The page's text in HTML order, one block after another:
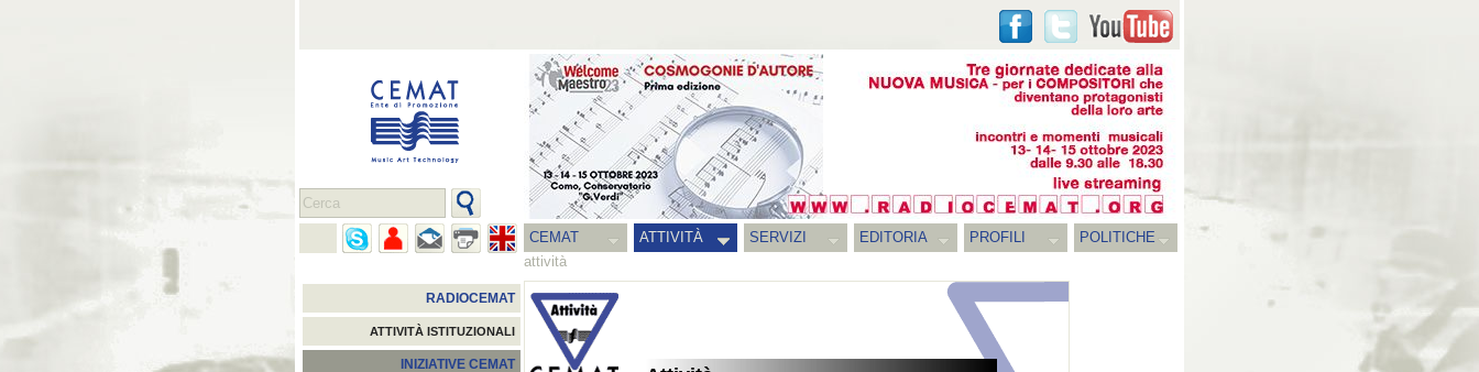
CEMAT ATTIVITÀ SERVIZI EDITORIA PROFILI
POLITICHE
attività
RADIOCEMAT
ATTIVITÀ ISTITUZIONALI
INIZIATIVE CEMAT